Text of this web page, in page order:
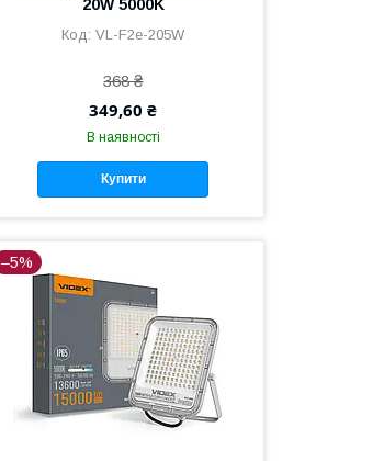
20W 5000K
VL-F2e-205W
368 ₴
349,60 ₴
В наявності
Купити
–5%